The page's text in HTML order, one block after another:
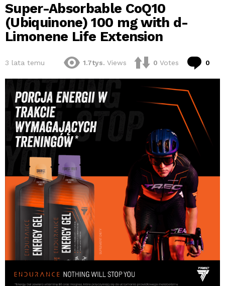
Super-Absorbable CoQ10
(Ubiquinone) 100 mg with d-
Limonene Life Extension
3 lata temu 1.7tys. Views 0 Votes 0